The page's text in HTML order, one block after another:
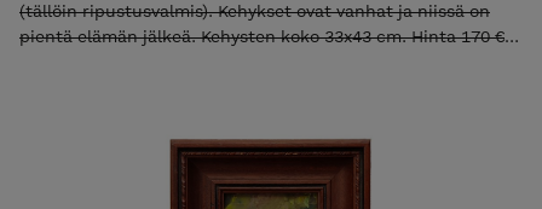
(tällöin ripustusvalmis). Kehykset ovat vanhat ja niissä on
pientä elämän jälkeä. Kehysten koko 33x43 cm. Hinta 170 €
näytöstä riippuen. Instagram Facebook